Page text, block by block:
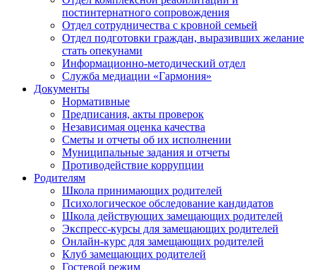
постинтернатного сопровождения
Отдел сотрудничества с кровной семьей
Отдел подготовки граждан, выразивших желание
стать опекунами
Информационно-методический отдел
Служба медиации «Гармония»
Документы
Нормативные
Предписания, акты проверок
Независимая оценка качества
Сметы и отчеты об их исполнении
Муниципальные задания и отчеты
Противодействие коррупции
Родителям
Школа принимающих родителей
Психологическое обследование кандидатов
Школа действующих замещающих родителей
Экспресс-курсы для замещающих родителей
Онлайн-курс для замещающих родителей
Клуб замещающих родителей
Гостевой режим